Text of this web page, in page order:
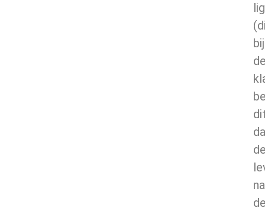
bij